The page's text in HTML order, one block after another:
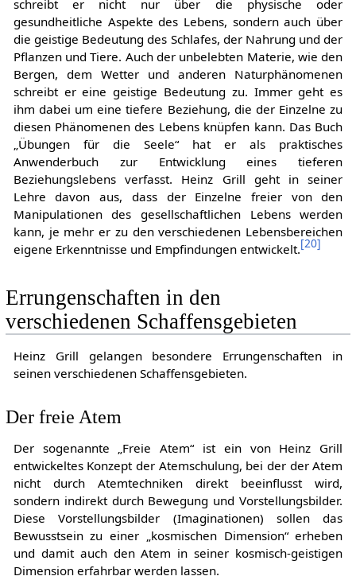
schreibt er nicht nur über die physische oder
gesundheitliche Aspekte des Lebens, sondern auch über
die geistige Bedeutung des Schlafes, der Nahrung und der
Pflanzen und Tiere. Auch der unbelebten Materie, wie den
Bergen, dem Wetter und anderen Naturphänomenen
schreibt er eine geistige Bedeutung zu. Immer geht es
ihm dabei um eine tiefere Beziehung, die der Einzelne zu
diesen Phänomenen des Lebens knüpfen kann. Das Buch
„Übungen für die Seele“ hat er als praktisches
Anwenderbuch zur Entwicklung eines tieferen
Beziehungslebens verfasst. Heinz Grill geht in seiner
Lehre davon aus, dass der Einzelne freier von den
Manipulationen des gesellschaftlichen Lebens werden
kann, je mehr er zu den verschiedenen Lebensbereichen
eigene Erkenntnisse und Empfindungen entwickelt.[20]
Errungenschaften in den
verschiedenen Schaffensgebieten
Heinz Grill gelangen besondere Errungenschaften in
seinen verschiedenen Schaffensgebieten.
Der freie Atem
Der sogenannte „Freie Atem“ ist ein von Heinz Grill
entwickeltes Konzept der Atemschulung, bei der der Atem
nicht durch Atemtechniken direkt beeinflusst wird,
sondern indirekt durch Bewegung und Vorstellungsbilder.
Diese Vorstellungsbilder (Imaginationen) sollen das
Bewusstsein zu einer „kosmischen Dimension“ erheben
und damit auch den Atem in seiner kosmisch-geistigen
Dimension erfahrbar werden lassen.